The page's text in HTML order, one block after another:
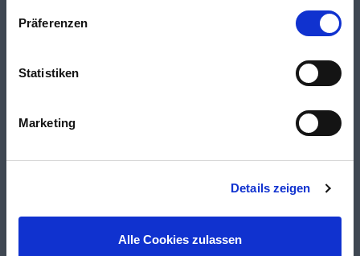
Präferenzen
Statistiken
Marketing
Details zeigen
Alle Cookies zulassen